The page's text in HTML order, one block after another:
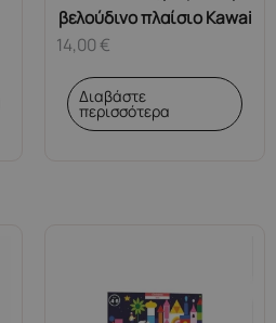
βελούδινο πλαίσιο Kawai
14,00€
Διαβάστε
περισσότερα